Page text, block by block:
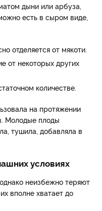
дыни или арбуза,
есть в сыром виде,
отделяется от мякоти.
от некоторых других
количестве.
на протяжении
Молодые плоды
тушила, добавляла в
условиях
неизбежно теряют
вполне хватает до